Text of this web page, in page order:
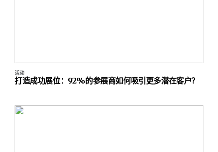
打造成功展位：92%的参展商如何吸引更多潜在客户？
活动